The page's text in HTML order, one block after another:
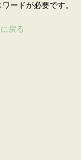
ードが必要です。
戻る